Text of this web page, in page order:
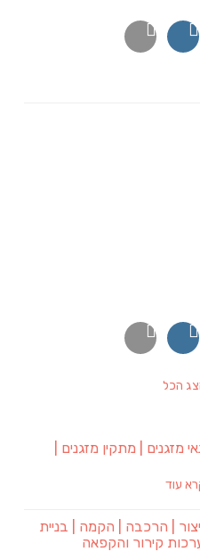
הכל
מזגנים | מתקין מזגנים |
עוד
| הרכבה | הקמה | בניית
קירור והקפאה